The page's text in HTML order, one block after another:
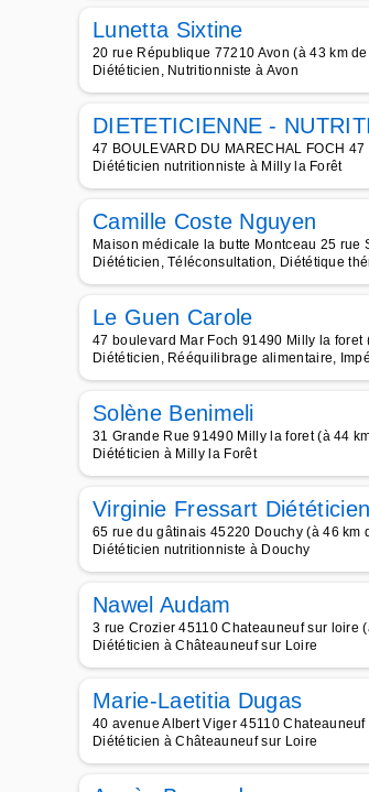
Lunetta Sixtine
20 rue République 77210 Avon (à 43 km
Diététicien, Nutritionniste à Avon
DIETETICIENNE -
47 BOULEVARD DU MARECHAL FOCH
Diététicien nutritionniste à Milly la Forêt
Camille Coste Nguyen
Maison médicale la butte Montceau 25
Diététicien, Téléconsultation, Diététique
Le Guen Carole
47 boulevard Mar Foch 91490 Milly la foret
Diététicien, Rééquilibrage alimentaire,
Solène Benimeli
31 Grande Rue 91490 Milly la foret (à 44
Diététicien à Milly la Forêt
Virginie Fressart
65 rue du gâtinais 45220 Douchy (à 46 km
Diététicien nutritionniste à Douchy
Nawel Audam
3 rue Crozier 45110 Chateauneuf sur loire
Diététicien à Châteauneuf sur Loire
Marie-Laetitia Dugas
40 avenue Albert Viger 45110
Diététicien à Châteauneuf sur Loire